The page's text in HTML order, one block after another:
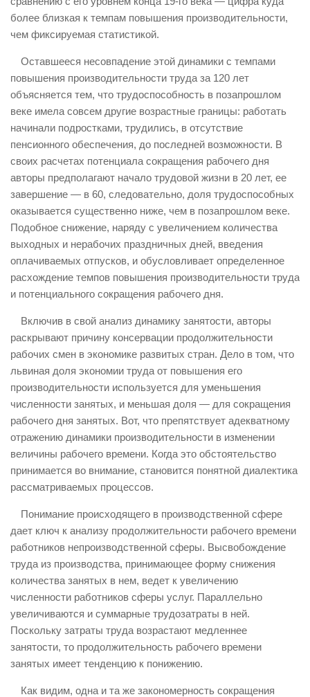
более близкая к темпам повышения производительности,
чем фиксируемая статистикой.
Оставшееся несовпадение этой динамики с темпами
повышения производительности труда за 120 лет
объясняется тем, что трудоспособность в позапрошлом
веке имела совсем другие возрастные границы: работать
начинали подростками, трудились, в отсутствие
пенсионного обеспечения, до последней возможности. В
своих расчетах потенциала сокращения рабочего дня
авторы предполагают начало трудовой жизни в 20 лет, ее
завершение — в 60, следовательно, доля трудоспособных
оказывается существенно ниже, чем в позапрошлом веке.
Подобное снижение, наряду с увеличением количества
выходных и нерабочих праздничных дней, введения
оплачиваемых отпусков, и обусловливает определенное
расхождение темпов повышения производительности труда
и потенциального сокращения рабочего дня.
Включив в свой анализ динамику занятости, авторы
раскрывают причину консервации продолжительности
рабочих смен в экономике развитых стран. Дело в том, что
львиная доля экономии труда от повышения его
производительности используется для уменьшения
численности занятых, и меньшая доля — для сокращения
рабочего дня занятых. Вот, что препятствует адекватному
отражению динамики производительности в изменении
величины рабочего времени. Когда это обстоятельство
принимается во внимание, становится понятной диалектика
рассматриваемых процессов.
Понимание происходящего в производственной сфере
дает ключ к анализу продолжительности рабочего времени
работников непроизводственной сферы. Высвобождение
труда из производства, принимающее форму снижения
количества занятых в нем, ведет к увеличению
численности работников сферы услуг. Параллельно
увеличиваются и суммарные трудозатраты в ней.
Поскольку затраты труда возрастают медленнее
занятости, то продолжительность рабочего времени
занятых имеет тенденцию к понижению.
Как видим, одна и та же закономерность сокращения